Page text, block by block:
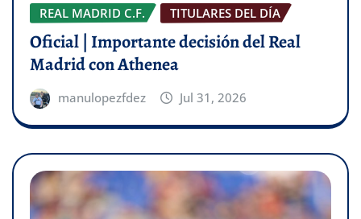
REAL MADRID C.F.
TITULARES DEL DÍA
Oficial | Importante decisión del Real
Madrid con Athenea
manulopezfdez Jul 31, 2026